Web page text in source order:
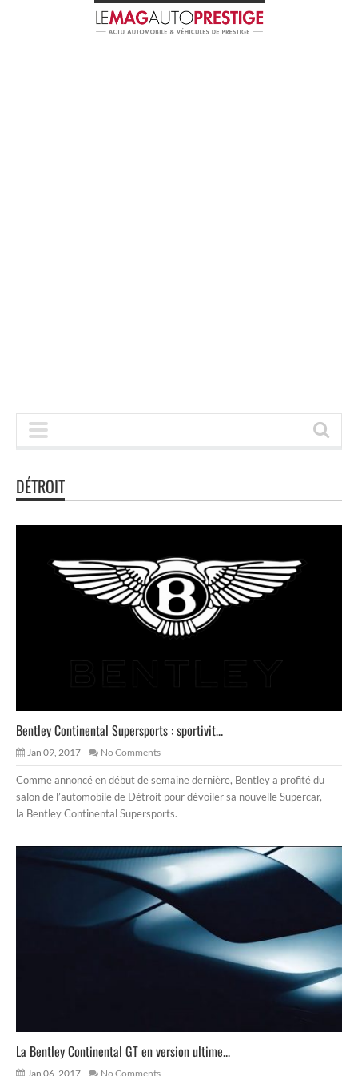
DÉTROIT
Bentley Continental Supersports : sportivit...
Jan 09, 2017 No Comments
Comme annoncé en début de semaine dernière, Bentley a profité du
salon de l’automobile de Détroit pour dévoiler sa nouvelle Supercar,
la Bentley Continental Supersports.
La Bentley Continental GT en version ultime...
Jan 06, 2017 No Comments